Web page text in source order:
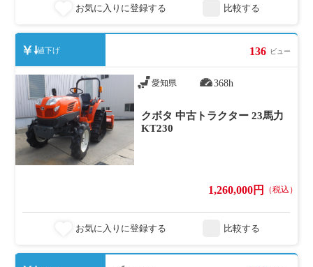
お気に入りに登録する 比較する
値下げ 136 ビュー
愛知県 368h
クボタ 中古トラクター 23馬力
KT230
1,260,000円 （税込）
お気に入りに登録する 比較する